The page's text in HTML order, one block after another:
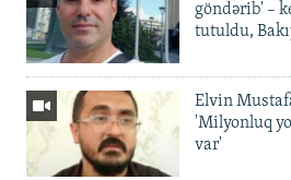
göndərib' –
tutuldu,
Elvin
'Milyonluq
var'